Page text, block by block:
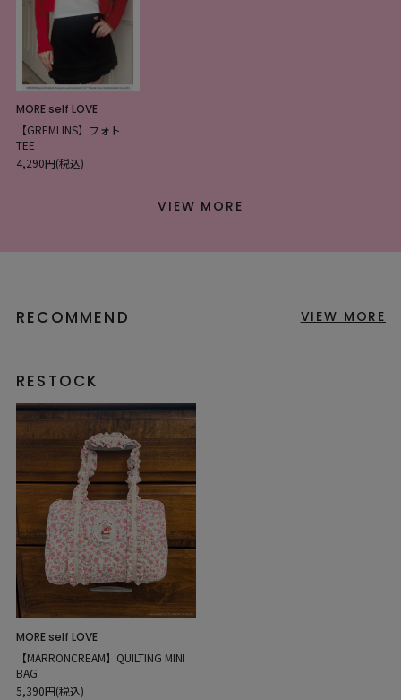
MORE self LOVE
【GREMLINS】フォト
TEE
4,290円(税込)
VIEW MORE
RECOMMEND VIEW MORE
RESTOCK
MORE self LOVE
【MARRONCREAM】QUILTING MINI
BAG
5,390円(税込)